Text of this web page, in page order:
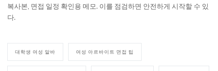
복사본, 면접 일정 확인용 메모. 이를 점검하면 안전하게 시작할 수 있
다.
대학생 여성 알바 여성 아르바이트 면접 팁